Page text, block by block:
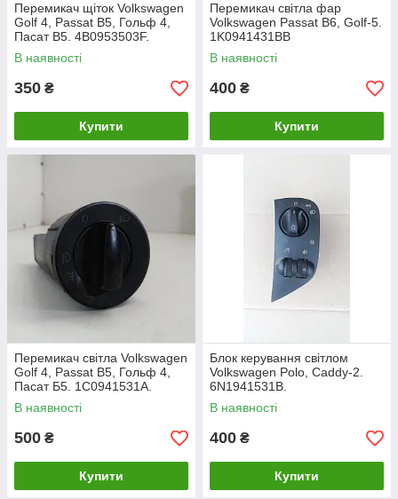
Перемикач щіток Volkswagen
Golf 4, Passat B5, Гольф 4,
Пасат B5. 4B0953503F.
В наявності
350 ₴
Купити
Перемикач світла фар
Volkswagen Passat B6, Golf-5.
1K0941431BB
В наявності
400 ₴
Купити
Перемикач світла Volkswagen
Golf 4, Passat B5, Гольф 4,
Пасат Б5. 1C0941531A.
В наявності
500 ₴
Купити
Блок керування світлом
Volkswagen Polo, Caddy-2.
6N1941531B.
В наявності
400 ₴
Купити